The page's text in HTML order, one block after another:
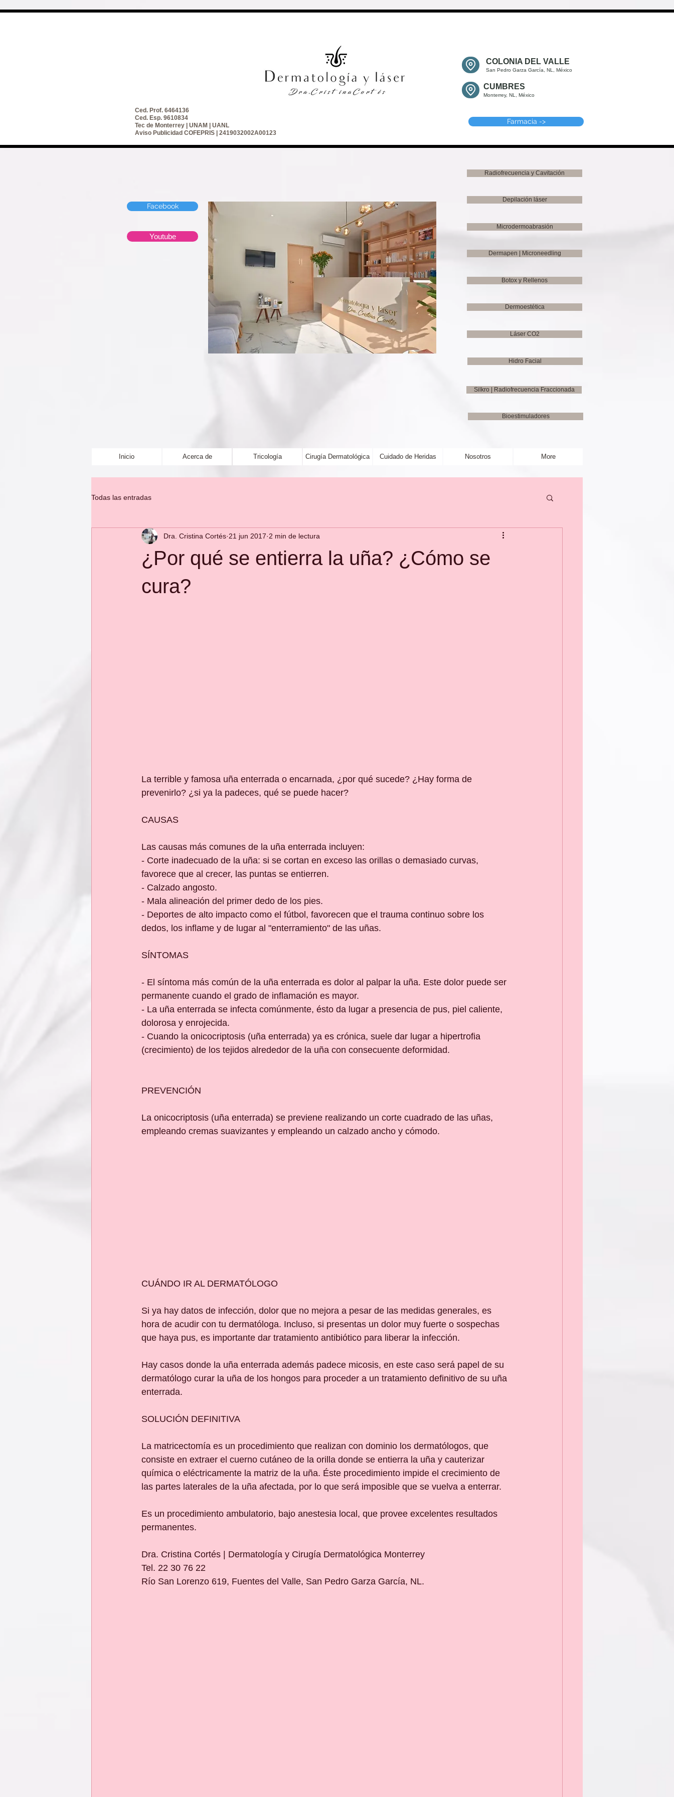
CUMBRES
Monterrey, NL, México
Ced. Prof. 6464136
Ced. Esp. 9610834
Tec de Monterrey | UNAM | UANL
Aviso Publicidad COFEPRIS | 2419032002A00123
Farmacia ->
COLONIA DEL VALLE
San Pedro Garza García, NL, México
Radiofrecuencia y Cavitación
Facebook
Youtube
Depilación láser
Microdermoabrasión
Dermapen | Microneedling
Botox y Rellenos
Dermoestética
Láser CO2
Hidro Facial
Silkro | Radiofrecuencia Fraccionada
Bioestimuladores
Inicio Acerca de Tricología Cirugía Dermatológica Cuidado de Heridas Nosotros More
Todas las entradas
¿Por qué se entierra la uña? ¿Cómo se
cura?
Dra. Cristina Cortés 21 jun 2017 2 min de lectura
La terrible y famosa uña enterrada o encarnada, ¿por qué sucede? ¿Hay forma de
prevenirlo? ¿si ya la padeces, qué se puede hacer?
CAUSAS
Las causas más comunes de la uña enterrada incluyen:
- Corte inadecuado de la uña: si se cortan en exceso las orillas o demasiado curvas,
favorece que al crecer, las puntas se entierren.
- Calzado angosto.
- Mala alineación del primer dedo de los pies.
- Deportes de alto impacto como el fútbol, favorecen que el trauma continuo sobre los
dedos, los inflame y de lugar al "enterramiento" de las uñas.
SÍNTOMAS
- El síntoma más común de la uña enterrada es dolor al palpar la uña. Este dolor puede ser
permanente cuando el grado de inflamación es mayor.
- La uña enterrada se infecta comúnmente, ésto da lugar a presencia de pus, piel caliente,
dolorosa y enrojecida.
- Cuando la onicocriptosis (uña enterrada) ya es crónica, suele dar lugar a hipertrofia
(crecimiento) de los tejidos alrededor de la uña con consecuente deformidad.
PREVENCIÓN
La onicocriptosis (uña enterrada) se previene realizando un corte cuadrado de las uñas,
empleando cremas suavizantes y empleando un calzado ancho y cómodo.
CUÁNDO IR AL DERMATÓLOGO
Si ya hay datos de infección, dolor que no mejora a pesar de las medidas generales, es
hora de acudir con tu dermatóloga. Incluso, si presentas un dolor muy fuerte o sospechas
que haya pus, es importante dar tratamiento antibiótico para liberar la infección.
Hay casos donde la uña enterrada además padece micosis, en este caso será papel de su
dermatólogo curar la uña de los hongos para proceder a un tratamiento definitivo de su uña
enterrada.
SOLUCIÓN DEFINITIVA
La matricectomía es un procedimiento que realizan con dominio los dermatólogos, que
consiste en extraer el cuerno cutáneo de la orilla donde se entierra la uña y cauterizar
química o eléctricamente la matriz de la uña. Éste procedimiento impide el crecimiento de
las partes laterales de la uña afectada, por lo que será imposible que se vuelva a enterrar.
Es un procedimiento ambulatorio, bajo anestesia local, que provee excelentes resultados
permanentes.
Dra. Cristina Cortés | Dermatología y Cirugía Dermatológica Monterrey
Tel. 22 30 76 22
Río San Lorenzo 619, Fuentes del Valle, San Pedro Garza García, NL.